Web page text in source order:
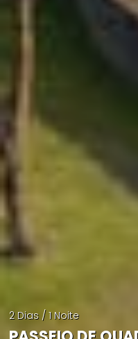
2 Dias / 1 Noite